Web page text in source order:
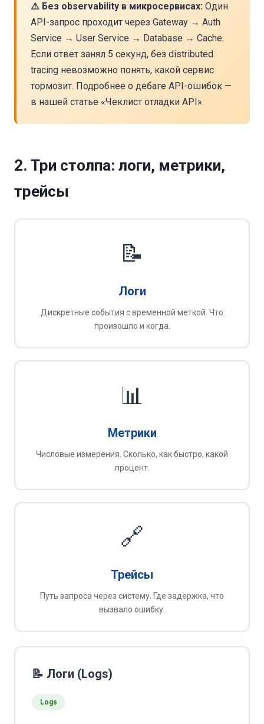
⚠️ Без observability в микросервисах: Один
API-запрос проходит через Gateway → Auth
Service → User Service → Database → Cache.
Если ответ занял 5 секунд, без distributed
tracing невозможно понять, какой сервис
тормозит. Подробнее о дебаге API-ошибок —
в нашей статье «Чеклист отладки API».
2. Три столпа: логи, метрики,
трейсы
📝
Логи
Дискретные события с временной меткой. Что
произошло и когда.
📊
Метрики
Числовые измерения. Сколько, как быстро, какой
процент.
🔗
Трейсы
Путь запроса через систему. Где задержка, что
вызвало ошибку.
📝 Логи (Logs)
Logs